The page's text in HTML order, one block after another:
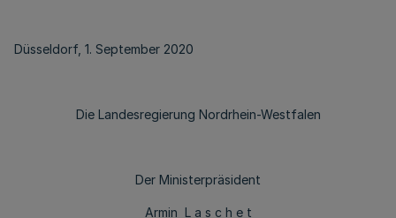
Düsseldorf, 1. September 2020
Die Landesregierung Nordrhein-Westfalen
Der Ministerpräsident
Armin L a s c h e t